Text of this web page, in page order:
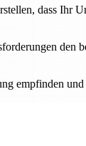
dass Ihr
den
empfinden und